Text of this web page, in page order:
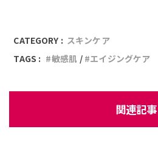
CATEGORY : スキンケア
TAGS :
敏感肌 エイジングケア
関連記事